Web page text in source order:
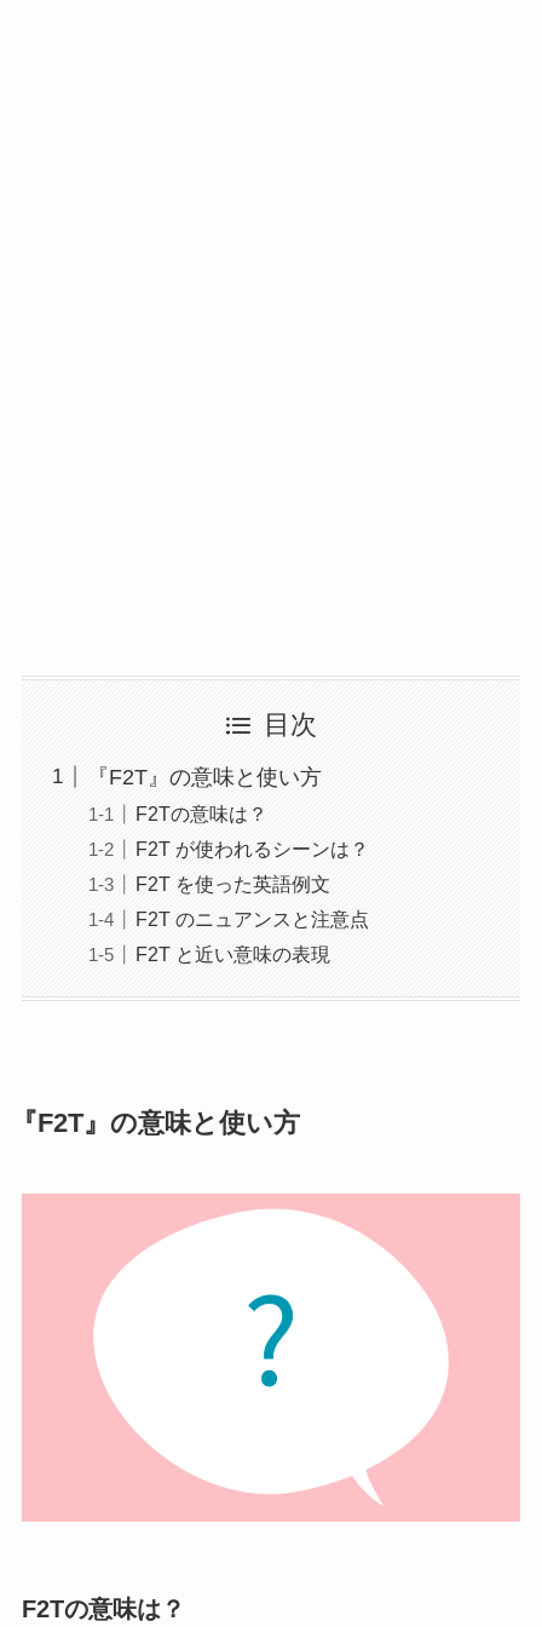
目次
『F2T』の意味と使い方
F2Tの意味は？
F2T が使われるシーンは？
F2T を使った英語例文
F2T のニュアンスと注意点
F2T と近い意味の表現
『F2T』の意味と使い方
F2Tの意味は？